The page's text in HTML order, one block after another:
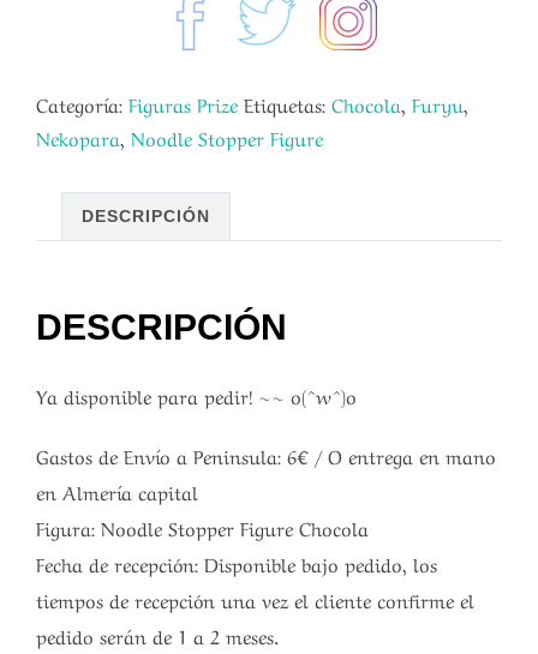
Categoría: Figuras Prize Etiquetas: Chocola, Furyu,
Nekopara, Noodle Stopper Figure
DESCRIPCIÓN
DESCRIPCIÓN
Ya disponible para pedir! ~~ o(^w^)o
Gastos de Envío a Peninsula: 6€ / O entrega en mano
en Almería capital
Figura: Noodle Stopper Figure Chocola
Fecha de recepción: Disponible bajo pedido, los
tiempos de recepción una vez el cliente confirme el
pedido serán de 1 a 2 meses.